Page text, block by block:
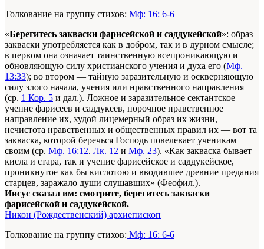
Толкование на группу стихов: Мф: 16: 6-6
«Берегитесь закваски фарисейской и саддукейской»: образ
закваски употребляется как в добром, так и в дурном смысле;
в первом она означает таинственную всепроникающую и
обновляющую силу христианского учения и духа его (Мф.
13:33); во втором — тайную заразительную и оскверняющую
силу злого начала, учения или нравственного направления
(ср. 1 Кор. 5 и дал.). Ложное и заразительное сектантское
учение фарисеев и саддукеев, порочное нравственное
направление их, худой лицемерный образ их жизни,
нечистота нравственных и общественных правил их — вот та
закваска, которой беречься Господь повелевает ученикам
своим (ср. Мф. 16:12. Лк. 12 и Мф. 23). «Как закваска бывает
кисла и стара, так и учение фарисейское и саддукейское,
проникнутое как бы кислотою и вводившее древние предания
старцев, заражало души слушавших» (Феофил.).
Иисус сказал им: смотрите, берегитесь закваски
фарисейской и саддукейской.
Никон (Рождественский) архиепископ
Толкование на группу стихов: Мф: 16: 6-6